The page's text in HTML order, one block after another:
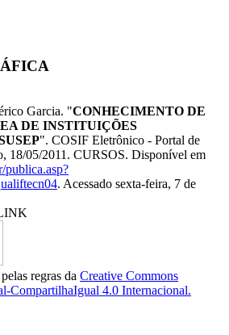
Garcia. "CONHECIMENTO DE
DE INSTITUIÇÕES
". COSIF Eletrônico - Portal de
18/05/2011. CURSOS. Disponível em
. Acessado sexta-feira, 7 de
regras da Creative Commons
CompartilhaIgual 4.0 Internacional.